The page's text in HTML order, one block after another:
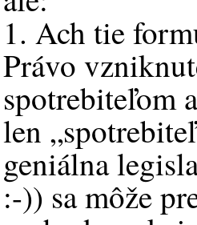
1. Ach tie
Právo
spotrebiteľom
len
geniálna
:-)) sa môže